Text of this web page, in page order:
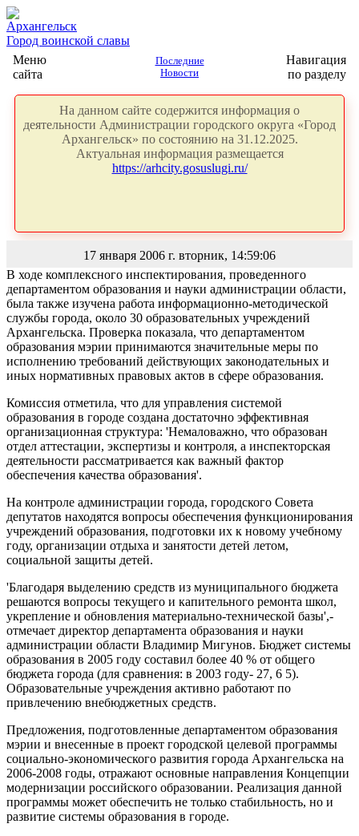
Архангельск
Город воинской славы
Меню
сайта
Последние
Новости
Навигация
по разделу
На данном сайте содержится информация о
деятельности Администрации городского округа «Город
Архангельск» по состоянию на 31.12.2025.
Актуальная информация размещается
https://arhcity.gosuslugi.ru/
17 января 2006 г. вторник, 14:59:06
В ходе комплексного инспектирования, проведенного
департаментом образования и науки администрации области,
была также изучена работа информационно-методической
службы города, около 30 образовательных учреждений
Архангельска. Проверка показала, что департаментом
образования мэрии принимаются значительные меры по
исполнению требований действующих законодательных и
иных нормативных правовых актов в сфере образования.
Комиссия отметила, что для управления системой
образования в городе создана достаточно эффективная
организационная структура: 'Немаловажно, что образован
отдел аттестации, экспертизы и контроля, а инспекторская
деятельности рассматривается как важный фактор
обеспечения качества образования'.
На контроле администрации города, городского Совета
депутатов находятся вопросы обеспечения функционирования
учреждений образования, подготовки их к новому учебному
году, организации отдыха и занятости детей летом,
социальной защиты детей.
'Благодаря выделению средств из муниципального бюджета
решаются вопросы текущего и капительного ремонта школ,
укрепление и обновления материально-технической базы',-
отмечает директор департамента образования и науки
администрации области Владимир Мигунов. Бюджет системы
образования в 2005 году составил более 40 % от общего
бюджета города (для сравнения: в 2003 году- 27, 6 5).
Образовательные учреждения активно работают по
привлечению внебюджетных средств.
Предложения, подготовленные департаментом образования
мэрии и внесенные в проект городской целевой программы
социально-экономического развития города Архангельска на
2006-2008 годы, отражают основные направления Концепции
модернизации российского образовании. Реализация данной
программы может обеспечить не только стабильность, но и
развитие системы образования в городе.